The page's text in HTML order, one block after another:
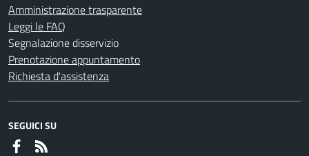
Amministrazione trasparente
Leggi le FAQ
Segnalazione disservizio
Prenotazione appuntamento
Richiesta d'assistenza
SEGUICI SU